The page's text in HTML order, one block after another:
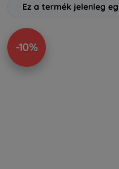
Ez a termék jelenleg
-10%